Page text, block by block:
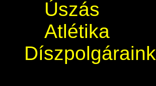
Úszás
Atlétika
Díszpolgáraink